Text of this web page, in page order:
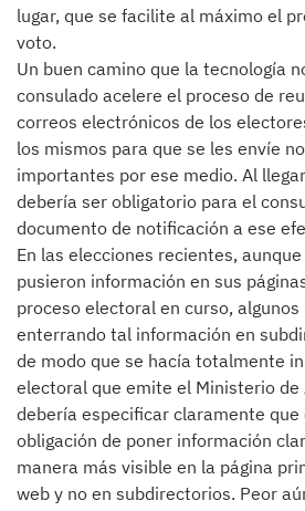
lugar, que se facilite al máximo el
voto.
Un buen camino que la tecnología
consulado acelere el proceso de
correos electrónicos de los
los mismos para que se les envíe
importantes por ese medio. Al
debería ser obligatorio para el
documento de notificación a ese
En las elecciones recientes,
pusieron información en sus
proceso electoral en curso, algunos
enterrando tal información en
de modo que se hacía totalmente
electoral que emite el Ministerio de
debería especificar claramente
obligación de poner información
manera más visible en la página
web y no en subdirectorios. Peor